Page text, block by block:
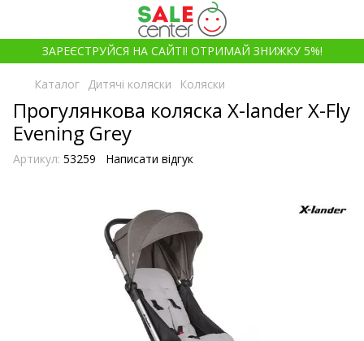
ЗАРЕЄСТРУЙСЯ НА САЙТІ! ОТРИМАЙ ЗНИЖКУ 5%!
Каталог Дитячі коляски Коляски
Прогулянкова коляска X-lander X-Fly
Evening Grey
Артикул: 53259 Написати відгук